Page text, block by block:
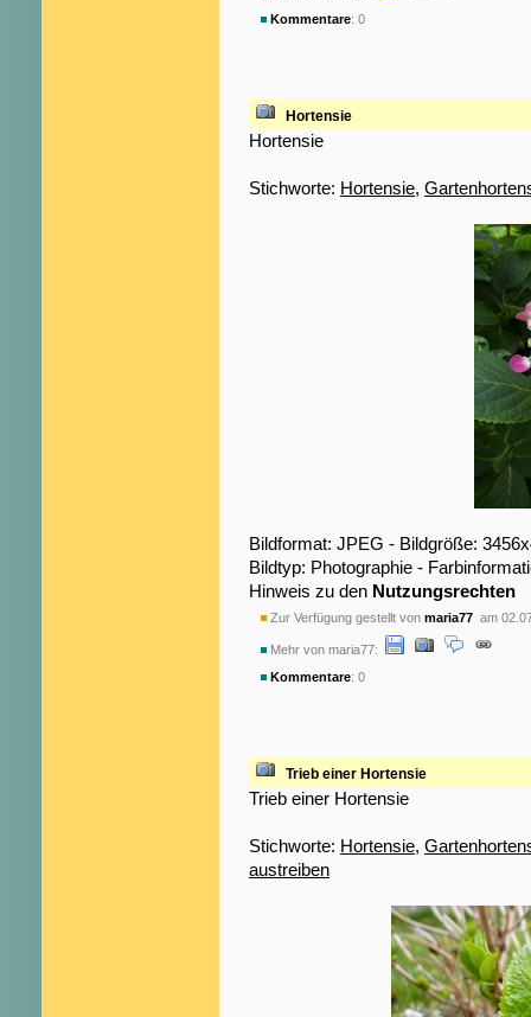
Kommentare: 0
Hortensie
Hortensie
Stichworte: Hortensie,
Bildformat: JPEG - Bildgröße:
Bildtyp: Photographie -
Hinweis zu den Nutzungsrechten
Zur Verfügung gestellt von maria77 am
Mehr von maria77:
Kommentare: 0
Trieb einer Hortensie
Trieb einer Hortensie
Stichworte: Hortensie,
austreiben